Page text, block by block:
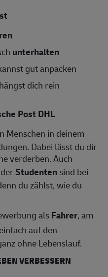
unterhalten
gut anpacken
dich rein
Post DHL
Menschen in deinem
Dabei lässt du dir
verderben. Auch
Studentensind bei
du zählst, wie du
alsFahrer, am
auf den
ohne Lebenslauf.
VERBESSERN